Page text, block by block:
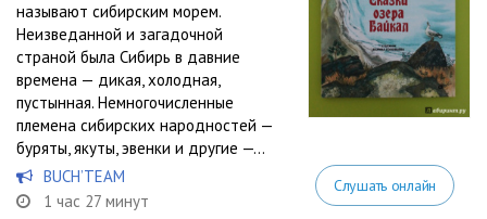
называют сибирским морем.
Неизведанной и загадочной
страной была Сибирь в давние
времена — дикая, холодная,
пустынная. Немногочисленные
племена сибирских народностей —
буряты, якуты, эвенки и другие —...
BUCH’TEAM
1 час 27 минут
Слушать онлайн